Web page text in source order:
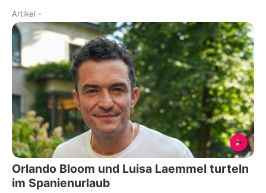
Artikel -
Orlando Bloom und Luisa Laemmel turteln
im Spanienurlaub